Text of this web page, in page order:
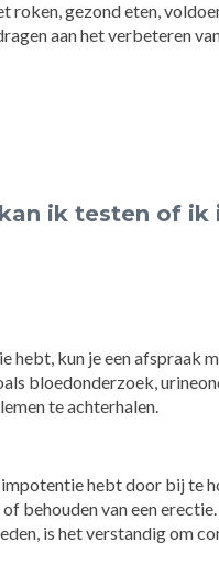
roken, gezond eten,
aan het verbeteren
ik testen of ik
hebt, kun je een afspraak
bloedonderzoek,
te achterhalen.
hebt door bij te
behouden van een
is het verstandig om